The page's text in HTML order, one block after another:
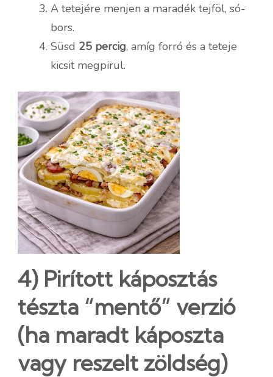
A tetejére menjen a maradék tejföl, só-
bors.
Süsd 25 percig, amíg forró és a teteje
kicsit megpirul.
4) Pirított káposztás
tészta “mentő” verzió
(ha maradt káposzta
vagy reszelt zöldség)